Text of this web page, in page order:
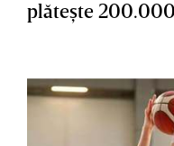
plăteşte